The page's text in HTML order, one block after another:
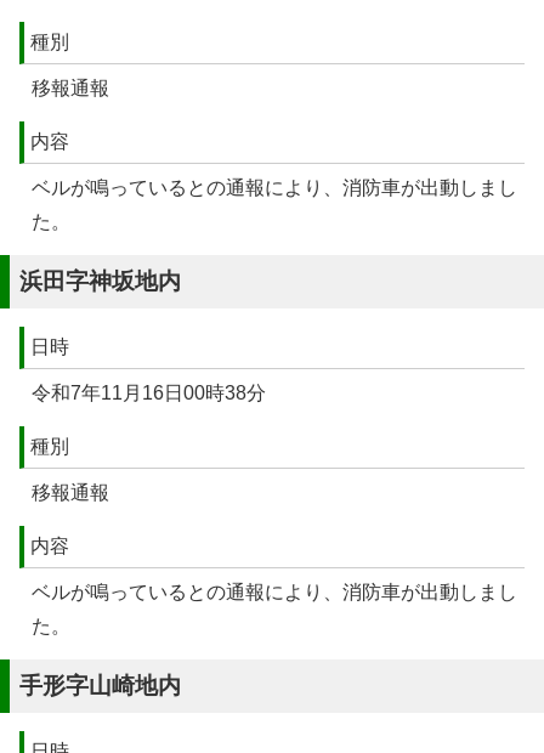
種別
移報通報
内容
ベルが鳴っているとの通報により、消防車が出動しまし
た。
浜田字神坂地内
日時
令和7年11月16日00時38分
種別
移報通報
内容
ベルが鳴っているとの通報により、消防車が出動しまし
た。
手形字山崎地内